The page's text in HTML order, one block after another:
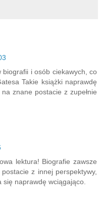
i osób ciekawych, co
Takie książki naprawdę
znane postacie z zupełnie
lektura! Biografie zawsze
z innej perspektywy,
naprawdę wciągająco.